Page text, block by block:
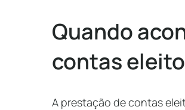
Quando
contas
A prestação de contas